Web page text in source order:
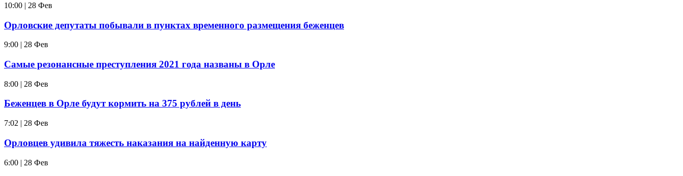
10:00 | 28 Фев
Орловские депутаты побывали в пунктах временного размещения беженцев
9:00 | 28 Фев
Самые резонансные преступления 2021 года названы в Орле
8:00 | 28 Фев
Беженцев в Орле будут кормить на 375 рублей в день
7:02 | 28 Фев
Орловцев удивила тяжесть наказания на найденную карту
6:00 | 28 Фев